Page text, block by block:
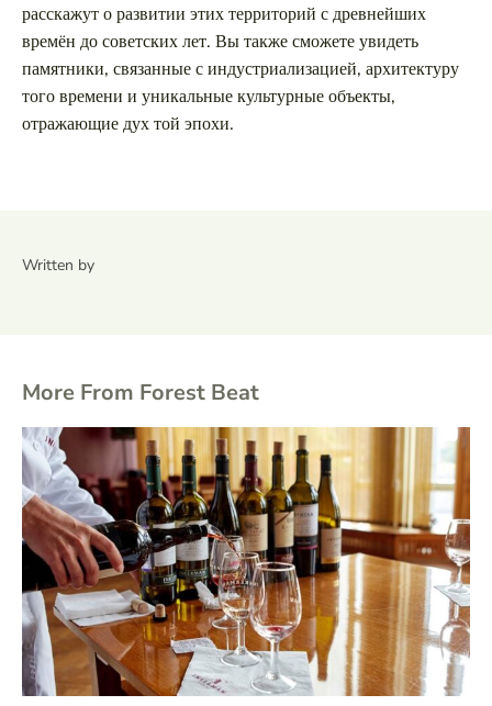
расскажут о развитии этих территорий с древнейших
времён до советских лет. Вы также сможете увидеть
памятники, связанные с индустриализацией, архитектуру
того времени и уникальные культурные объекты,
отражающие дух той эпохи.
Written by
More From Forest Beat